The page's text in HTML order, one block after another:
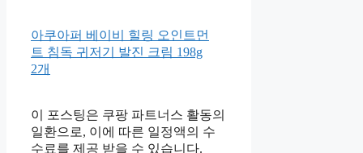
오케이마스크초소형 돌전아기
숨쉬기편한 엄마 아이 찾는 찰
떡 새부리형 먼지 비말 차단 60
아쿠아퍼 베이비 힐링 오인트먼